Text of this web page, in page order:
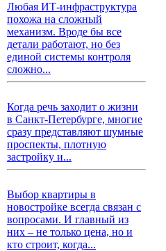
Любая ИТ-инфраструктура
похожа на сложный
механизм. Вроде бы все
детали работают, но без
единой системы контроля
сложно...
Когда речь заходит о жизни
в Санкт-Петербурге, многие
сразу представляют шумные
проспекты, плотную
застройку и...
Выбор квартиры в
новостройке всегда связан с
вопросами. И главный из
них – не только цена, но и
кто строит, когда...